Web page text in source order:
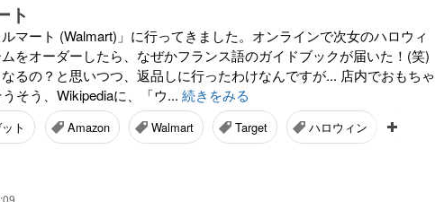
ト
マート (Walmart)」に行ってきました。オンラインで次女のハロウィ
をオーダーしたら、なぜかフランス語のガイドブックが届いた！(笑)
るの？と思いつつ、返品しに行ったわけなんですが... 店内でおもちゃ
そう、Wikipediaに、「ウ... 続きをみる
ト Amazon Walmart Target ハロウィン